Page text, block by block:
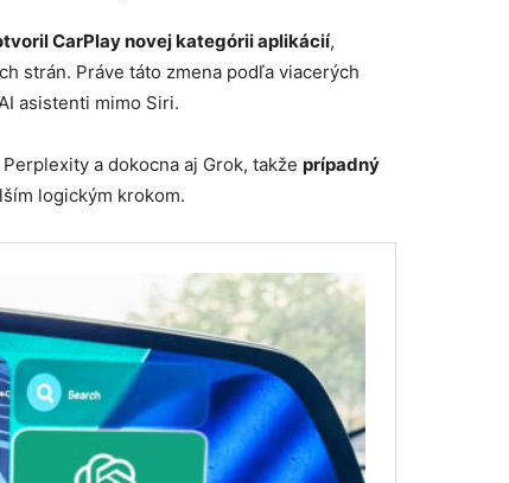
CarPlay novej kategórii aplikácií,
strán. Práve táto zmena podľa viacerých
asistenti mimo Siri.
a dokocna aj Grok, takže prípadný
logickým krokom.